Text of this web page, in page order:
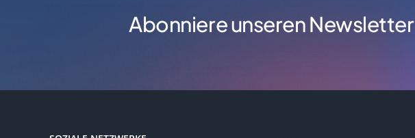
Abonniere unseren Newsletter